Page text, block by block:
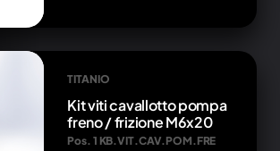
TITANIO
Kit viti cavallotto pompa
freno / frizione M6x20
Pos. 1 KB.VIT.CAV.POM.FRE